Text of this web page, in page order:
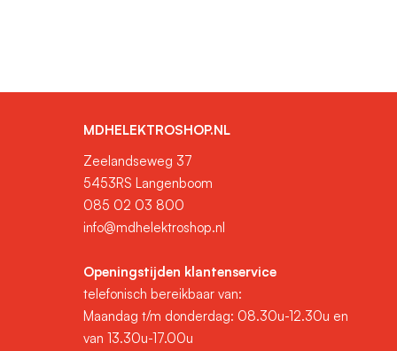
MDHELEKTROSHOP.NL
Zeelandseweg 37
5453RS Langenboom
085 02 03 800
info@mdhelektroshop.nl
Openingstijden klantenservice
telefonisch bereikbaar van:
Maandag t/m donderdag: 08.30u-12.30u en
van 13.30u-17.00u